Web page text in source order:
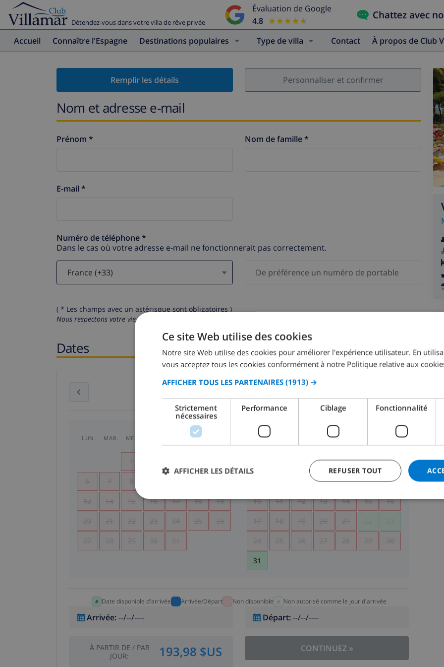
Détendez-vous dans votre villa de rêve privée
Évaluation de Google
4.8 ★★★★★
★★★★★ Chattez avec
Accueil Connaître l'Espagne Destinations populaires Type de villa Contact À propos de Club
Remplir les détails Personnaliser et confirmer
Nom et adresse e-mail
Prénom * Nom de famille *
E-mail *
Numéro de téléphone *
Dans le cas où votre adresse e-mail ne fonctionnerait pas correctement.
( * Les champs avec un astérisque sont obligatoires )
Nous respectons votre vie privée.
Dates
LUN. MAR. MER. SAM.
1
6 7 8
13 14 15 16 17 18 19
20 21 22 23 24 25 26
27 28 29 30 31
LUN. JEU. DIM.
1 2
6 7 8 9
10 11 12 13 14 15 16
17 18 19 20 21
24 25 26 27 28 29 30
31
Date disponible d'arrivée Arrivée/Départ Non disponible Non autorisé comme le jour d'arrivée
Arrivée:--/--/---- Départ:--/--/----
À PARTIR DE / PAR
JOUR: 193,98 $US CONTINUEZ»
Ce site Web utilise des cookies
Notre site Web utilise des cookies pour améliorer l'expérience utilisateur. En
vous acceptez tous les cookies conformément à notre Politique relative aux
AFFICHER TOUS LES PARTENAIRES (1913) →
Strictement
nécessaires
Performance Ciblage Fonctionnalité
REFUSER TOUT
AFFICHER LES DÉTAILS